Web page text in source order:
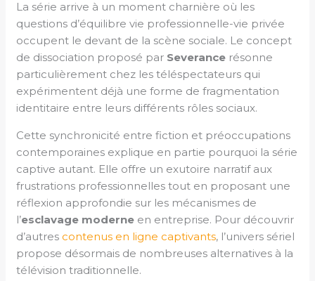
La série arrive à un moment charnière où les
questions d’équilibre vie professionnelle-vie privée
occupent le devant de la scène sociale. Le concept
de dissociation proposé par Severance résonne
particulièrement chez les téléspectateurs qui
expérimentent déjà une forme de fragmentation
identitaire entre leurs différents rôles sociaux.
Cette synchronicité entre fiction et préoccupations
contemporaines explique en partie pourquoi la série
captive autant. Elle offre un exutoire narratif aux
frustrations professionnelles tout en proposant une
réflexion approfondie sur les mécanismes de
l’esclavage moderne en entreprise. Pour découvrir
d’autres contenus en ligne captivants, l’univers sériel
propose désormais de nombreuses alternatives à la
télévision traditionnelle.